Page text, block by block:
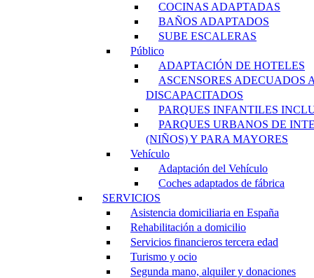
COCINAS ADAPTADAS
BAÑOS ADAPTADOS
SUBE ESCALERAS
Público
ADAPTACIÓN DE HOTELES
ASCENSORES ADECUADOS
DISCAPACITADOS
PARQUES INFANTILES
PARQUES URBANOS DE
(NIÑOS) Y PARA MAYORES
Vehículo
Adaptación del Vehículo
Coches adaptados de fábrica
SERVICIOS
Asistencia domiciliaria en España
Rehabilitación a domicilio
Servicios financieros tercera edad
Turismo y ocio
Segunda mano, alquiler y donaciones